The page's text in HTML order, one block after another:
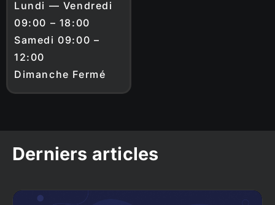
Lundi — Vendredi
09:00 – 18:00
Samedi 09:00 –
12:00
Dimanche Fermé
Derniers articles